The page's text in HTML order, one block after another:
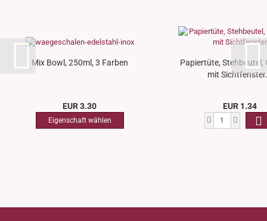
Mix Bowl, 250ml, 3 Farben
EUR 3.30
Papiertüte, Stehbeutel,
mit
EUR 1.34